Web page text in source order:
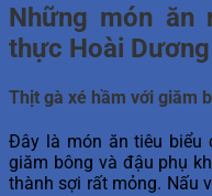
Những món ăn
thực Hoài Dương
Thịt gà xé hầm với giăm
Đây là món ăn tiêu biểu
giăm bông và đậu phụ
thành sợi rất mỏng. Nấu